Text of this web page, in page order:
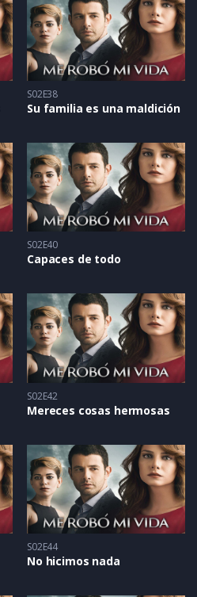
S02E38
Su familia es una maldición
S02E40
Capaces de todo
S02E42
Mereces cosas hermosas
S02E44
No hicimos nada